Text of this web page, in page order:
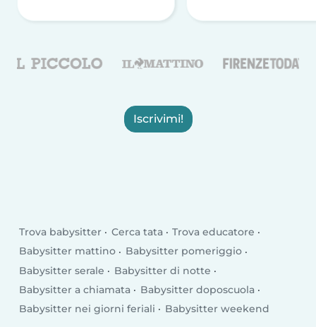
Iscrivimi!
Trova babysitter Cerca tata
Trova educatore
Babysitter mattino
Babysitter pomeriggio
Babysitter serale
Babysitter di notte
Babysitter a chiamata
Babysitter doposcuola
Babysitter nei giorni feriali
Babysitter weekend